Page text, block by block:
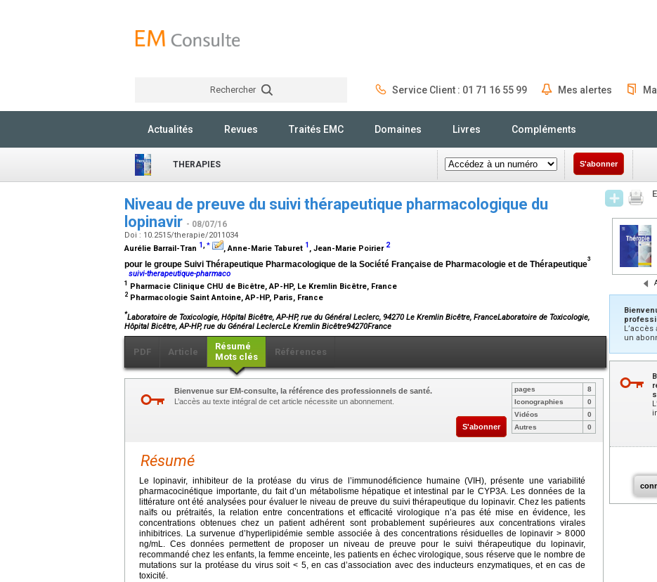
Rechercher Service Client : 01 71 16 55 99 Mes alertes
Actualités Revues Traités EMC Domaines Livres Compléments
THERAPIES S'abonner
Niveau de preuve du suivi thérapeutique pharmacologique du
lopinavir - 08/07/16
Doi : 10.2515/therapie/2011034
Aurélie Barrail-Tran 1, * , Anne-Marie Taburet 1 , Jean-Marie Poirier 2
pour le groupe Suivi Thérapeutique Pharmacologique de la Société Française de Pharmacologie et de Thérapeutique
3
suivi-therapeutique-pharmaco
1 Pharmacie Clinique CHU de Bicêtre, AP-HP, Le Kremlin Bicêtre, France
2 Pharmacologie Saint Antoine, AP-HP, Paris, France
*Laboratoire de Toxicologie, Hôpital Bicêtre, AP-HP, rue du Général Leclerc, 94270 Le Kremlin Bicêtre, FranceLaboratoire de Toxicologie,
Hôpital Bicêtre, AP-HP, rue du Général LeclercLe Kremlin Bicêtre94270France
PDF Article
Résumé
Mots clés
Références
Bienvenue sur EM-consulte, la référence des professionnels de santé.
L’accès au texte intégral de cet article nécessite un abonnement.
S'abonner
pages
8
Iconographies
0
Vidéos
0
Autres
0
Résumé
Le lopinavir, inhibiteur de la protéase du virus de l’immunodéficience humaine (VIH), présente une variabilité
pharmacocinétique importante, du fait d’un métabolisme hépatique et intestinal par le CYP3A. Les données de la
littérature ont été analysées pour évaluer le niveau de preuve du suivi thérapeutique du lopinavir. Chez les patients
naïfs ou prétraités, la relation entre concentrations et efficacité virologique n’a pas été mise en évidence, les
concentrations obtenues chez un patient adhérent sont probablement supérieures aux concentrations virales
inhibitrices. La survenue d’hyperlipidémie semble associée à des concentrations résiduelles de lopinavir > 8000
ng/mL. Ces données permettent de proposer un niveau de preuve pour le suivi thérapeutique du lopinavir,
recommandé chez les enfants, la femme enceinte, les patients en échec virologique, sous réserve que le nombre de
mutations sur la protéase du virus soit < 5, en cas d’association avec des inducteurs enzymatiques, et en cas de
toxicité.
un